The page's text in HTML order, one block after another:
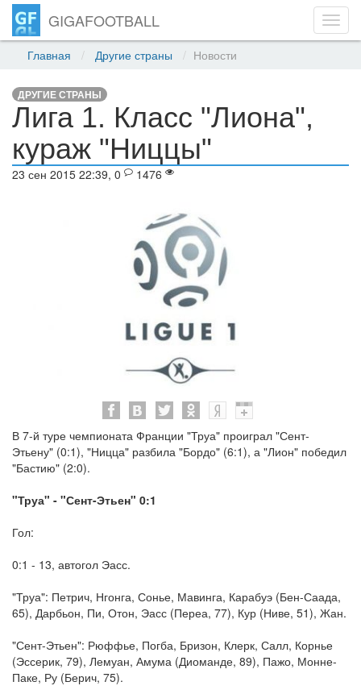
GIGAFOOTBALL
Главная Другие страны Новости
ДРУГИЕ СТРАНЫ
Лига 1. Класс "Лиона",
кураж "Ниццы"
23 сен 2015 22:39, 0 1476
В 7-й туре чемпионата Франции "Труа" проиграл "Сент-
Этьену" (0:1), "Ницца" разбила "Бордо" (6:1), а "Лион" победил
"Бастию" (2:0).
"Труа" - "Сент-Этьен" 0:1
Гол:
0:1 - 13, автогол Эасс.
"Труа": Петрич, Нгонга, Сонье, Мавинга, Карабуэ (Бен-Саада,
65), Дарбьон, Пи, Отон, Эасс (Переа, 77), Кур (Ниве, 51), Жан.
"Сент-Этьен": Рюффье, Погба, Бризон, Клерк, Салл, Корнье
(Эссерик, 79), Лемуан, Амума (Диоманде, 89), Пажо, Монне-
Паке, Ру (Берич, 75).